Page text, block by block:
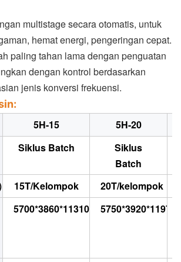
multistage secara otomatis, untuk
hemat energi, pengeringan cepat.
paling tahan lama dengan penguatan
dengan kontrol berdasarkan
jenis konversi frekuensi.
5H-15
5H-20
Siklus Batch
Siklus
Batch
15T/Kelompok 20T/kelompok
5700*3860*11310 5750*3920*11970